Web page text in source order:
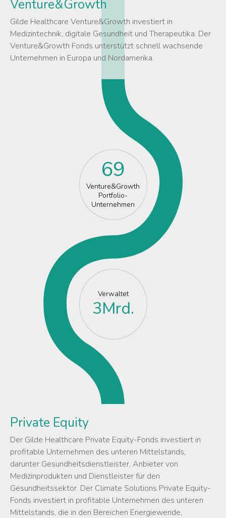
Venture&Growth
Gilde Healthcare Venture&Growth investiert in
Medizintechnik, digitale Gesundheit und Therapeutika. Der
Venture&Growth Fonds unterstützt schnell wachsende
Unternehmen in Europa und Nordamerika.
69
Venture&Growth
Portfolio-
Unternehmen
Verwaltet
3Mrd.
Private Equity
Der Gilde Healthcare Private Equity-Fonds investiert in
profitable Unternehmen des unteren Mittelstands,
darunter Gesundheitsdienstleister, Anbieter von
Medizinprodukten und Dienstleister für den
Gesundheitssektor. Der Climate Solutions Private Equity-
Fonds investiert in profitable Unternehmen des unteren
Mittelstands, die in den Bereichen Energiewende,